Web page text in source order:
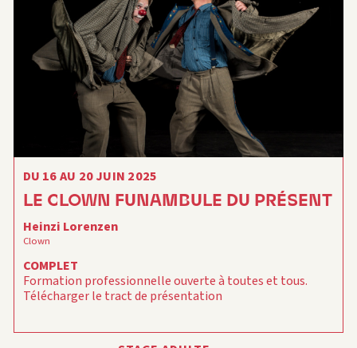
DU 16 AU 20 JUIN 2025
LE CLOWN FUNAMBULE DU PRÉSENT
Heinzi Lorenzen
Clown
COMPLET
Formation professionnelle ouverte à toutes et tous.
Télécharger le tract de présentation